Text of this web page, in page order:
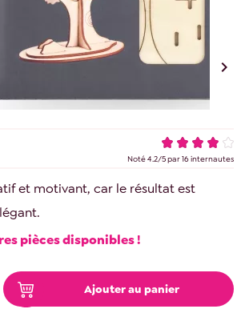

Noté4.2/5par16internautes
et motivant, car le résultat est
pièces disponibles !
Ajouter au panier